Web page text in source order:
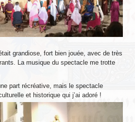
grandiose, fort bien jouée, avec de très
La musique du spectacle me trotte
part récréative, mais le spectacle
et historique qui j’ai adoré !